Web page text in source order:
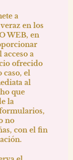
a
en los
WEB, en
a
ofrecido
el
al
que
la
no
con el fin